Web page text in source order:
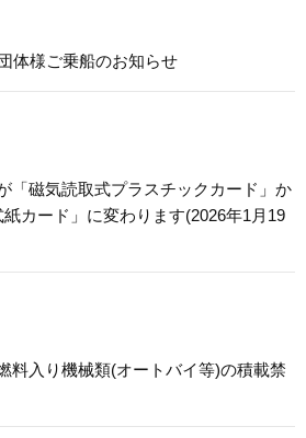
体様ご乗船のお知らせ
「磁気読取式プラスチックカード」か
カード」に変わります(2026年1月19
料入り機械類(オートバイ等)の積載禁